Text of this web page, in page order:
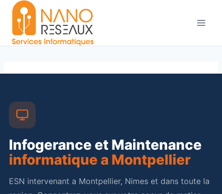
Aller
contenu
Infogerance et Maintenance
informatique a Montpellier
ESN intervenant a Montpellier, Nimes et dans toute la